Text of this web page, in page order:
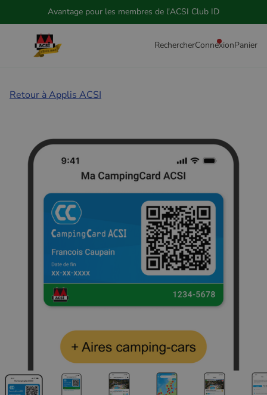
Avantage pour les membres de l'ACSI Club ID
RechercherConnexionPanier
Retour à Applis ACSI